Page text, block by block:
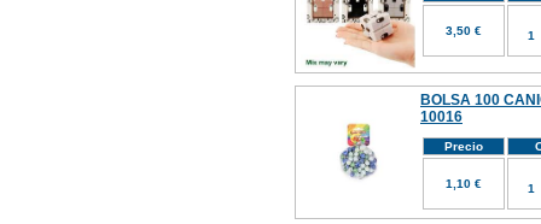
3,50 €
BOLSA 100
10016
Precio
1,10 €